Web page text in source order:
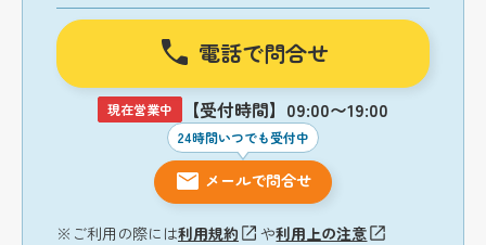
電話で問合せ
現在営業中 【受付時間】09:00〜19:00
24時間いつでも受付中
メールで問合せ
※ご利用の際には利用規約 や利用上の注意